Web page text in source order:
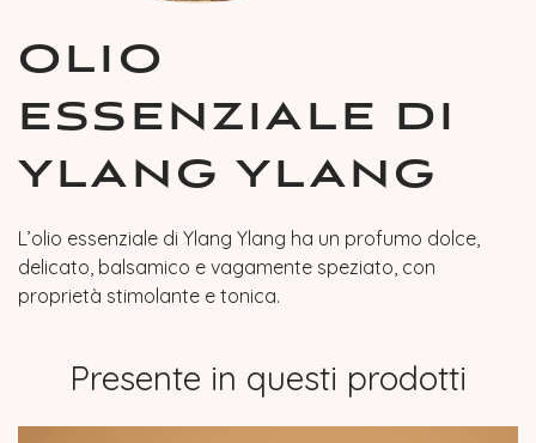
OLIO
ESSENZIALE DI
YLANG YLANG
L’olio essenziale di Ylang Ylang ha un profumo dolce,
delicato, balsamico e vagamente speziato, con
proprietà stimolante e tonica.
Presente in questi prodotti